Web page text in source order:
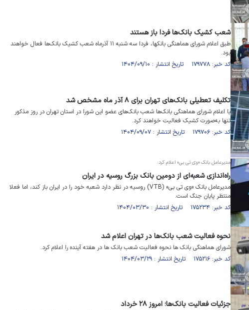
شعب کشیک بانک‌ها فردا باز هستند
طبق اعلام شورای هماهنگی بانکها، فردا سه شنبه ۱۱ آذرماه شعب کشیک بانک‌ها فعال خواهند
بود.
کد خبر: ۱۷۹۷۷۸ تاریخ انتشار : ۱۴۰۴/۰۹/۱۰
تکلیف تعطیلی بانک‌های تهران برای ۸ آذر ماه مشخص شد
با اعلام شورای هماهنگی بانک‌ها شعب بانک‌های عضو این شورا در استان تهران در روز مذکور
تنها به‌صورت کشیک فعالیت خواهند کرد.
کد خبر: ۱۷۹۷۰۶ تاریخ انتشار : ۱۴۰۴/۰۹/۰۷
مدیرعامل بانک «وی تی بی» اعلام کرد:
راه‌اندازی شعبه‌ای از دومین بانک بزرگ روسیه در ایران
مدیرعامل بانک «وی تی بی» (VTB) روسیه در نظر دارد شعبه خود را در ایران باز کند، اما فعلا
منتظر پایان جنگ است.
کد خبر: ۱۷۵۲۳۴ تاریخ انتشار : ۱۴۰۴/۰۳/۳۰
نحوه فعالیت شعب بانک‌ها در تهران اعلام شد
شورای هماهنگی بانک ها نحوه فعالیت شعب بانک ها در هفته آینده را اعلام کرد.‌
کد خبر: ۱۷۵۲۱۶ تاریخ انتشار : ۱۴۰۴/۰۳/۲۹
جزئیات فعالیت بانک‌ها؛ امروز ۲۸ خرداد